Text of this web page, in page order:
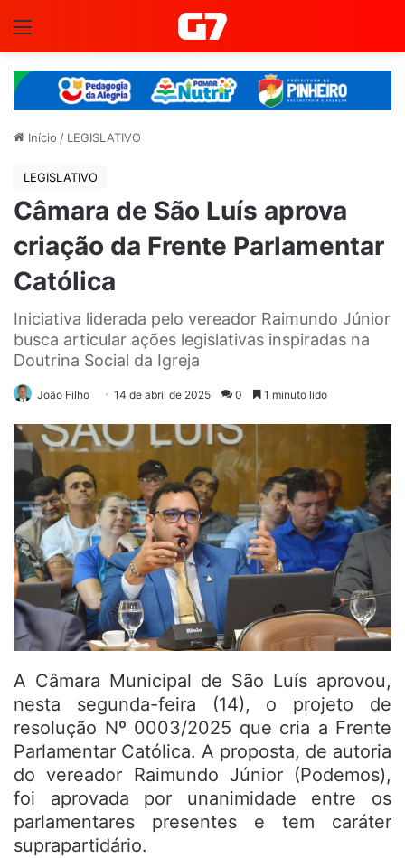
Início / LEGISLATIVO
LEGISLATIVO
Câmara de São Luís aprova
criação da Frente Parlamentar
Católica
Iniciativa liderada pelo vereador Raimundo Júnior
busca articular ações legislativas inspiradas na
Doutrina Social da Igreja
João Filho 14 de abril de 2025 0 1 minuto lido
A Câmara Municipal de São Luís aprovou,
nesta segunda-feira (14), o projeto de
resolução Nº 0003/2025 que cria a Frente
Parlamentar Católica. A proposta, de autoria
do vereador Raimundo Júnior (Podemos),
foi aprovada por unanimidade entre os
parlamentares presentes e tem caráter
suprapartidário.